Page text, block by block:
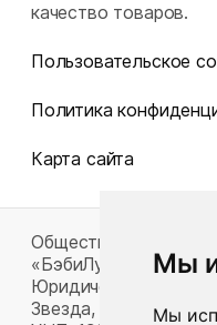
Мы
Мы
качество товаров.
Пользовательское
Политика
Карта сайта
Общество с
«БэбиЛук»
Юридический адрес:
Звезда, д. 16, пом. 52